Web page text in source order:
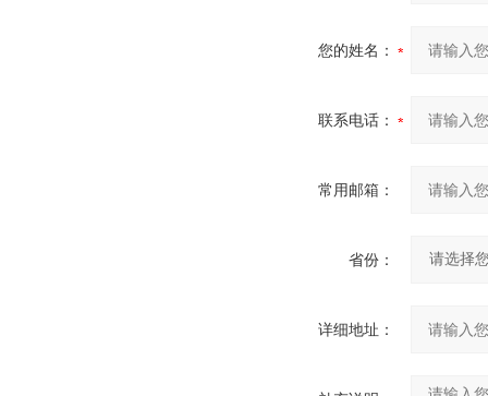
您的姓名：
联系电话：
常用邮箱：
省份：
详细地址：